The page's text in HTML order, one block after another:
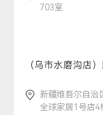
703室
（乌市水磨沟店
新疆维吾尔自治
全球家居1号店4